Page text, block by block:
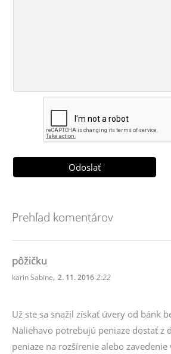
Prehľad komentárov
pôžičku
karin Sabine, 2. 11. 2016 2:22
Už ste sa snažil získať úvery od bánk
Naliehavo potrebujú peniaze dostať z
peniaze na rozšírenie alebo zavedenie